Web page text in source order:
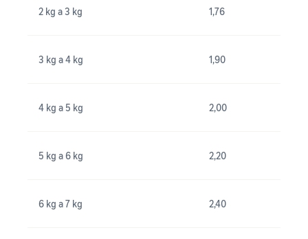
2 kg a 3 kg 1,76
3 kg a 4 kg 1,90
4 kg a 5 kg 2,00
5 kg a 6 kg 2,20
6 kg a 7 kg 2,40